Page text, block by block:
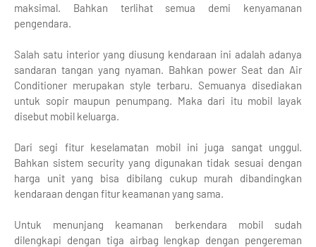
maksimal. Bahkan terlihat semua demi kenyamanan
pengendara.
Salah satu interior yang diusung kendaraan ini adalah adanya
sandaran tangan yang nyaman. Bahkan power Seat dan Air
Conditioner merupakan style terbaru. Semuanya disediakan
untuk sopir maupun penumpang. Maka dari itu mobil layak
disebut mobil keluarga.
Dari segi fitur keselamatan mobil ini juga sangat unggul.
Bahkan sistem security yang digunakan tidak sesuai dengan
harga unit yang bisa dibilang cukup murah dibandingkan
kendaraan dengan fitur keamanan yang sama.
Untuk menunjang keamanan berkendara mobil sudah
dilengkapi dengan tiga airbag lengkap dengan pengereman